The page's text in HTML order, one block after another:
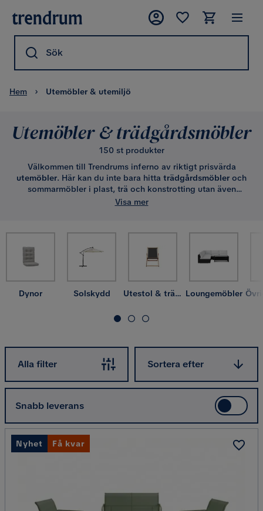
Sök
Hem Utemöbler & utemiljö
Utemöbler & trädgårdsmöbler
150 st produkter
Välkommen till Trendrums inferno av riktigt prisvärda
utemöbler. Här kan du inte bara hitta trädgårdsmöbler och
sommarmöbler i plast, trä och konstrotting utan även
artiklar som; terrassvärmare, hängmattor, paviljonger,
hammock från Trendrum. Här hittar du även billiga dynor till
ditt nya möblemang samt praktisk förvaring till dessa i
form av dynlådor.
Visa mer
Dynor Solskydd Utestol & trädgårdsstol Loungemöbler
Alla filter
Sortera efter
Snabb leverans
Nyhet Få kvar